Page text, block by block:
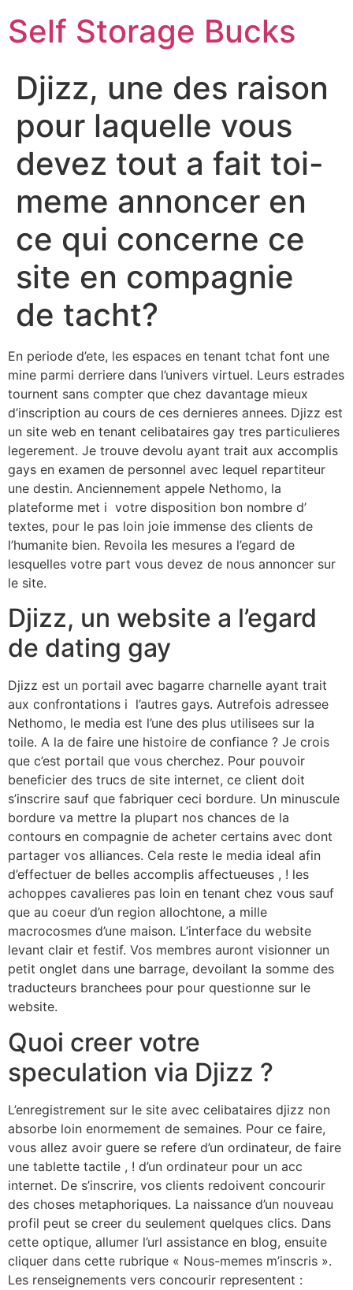
Self Storage Bucks
Djizz, une des raison
pour laquelle vous
devez tout a fait toi-
meme annoncer en
ce qui concerne ce
site en compagnie
de tacht?
En periode d’ete, les espaces en tenant tchat font une
mine parmi derriere dans l’univers virtuel. Leurs estrades
tournent sans compter que chez davantage mieux
d’inscription au cours de ces dernieres annees. Djizz est
un site web en tenant celibataires gay tres particulieres
legerement. Je trouve devolu ayant trait aux accomplis
gays en examen de personnel avec lequel repartiteur
une destin. Anciennement appele Nethomo, la
plateforme met i votre disposition bon nombre d’
textes, pour le pas loin joie immense des clients de
l’humanite bien. Revoila les mesures a l’egard de
lesquelles votre part vous devez de nous annoncer sur
le site.
Djizz, un website a l’egard
de dating gay
Djizz est un portail avec bagarre charnelle ayant trait
aux confrontations i l’autres gays. Autrefois adressee
Nethomo, le media est l’une des plus utilisees sur la
toile. A la de faire une histoire de confiance ? Je crois
que c’est portail que vous cherchez. Pour pouvoir
beneficier des trucs de site internet, ce client doit
s’inscrire sauf que fabriquer ceci bordure. Un minuscule
bordure va mettre la plupart nos chances de la
contours en compagnie de acheter certains avec dont
partager vos alliances. Cela reste le media ideal afin
d’effectuer de belles accomplis affectueuses , ! les
achoppes cavalieres pas loin en tenant chez vous sauf
que au coeur d’un region allochtone, a mille
macrocosmes d’une maison. L’interface du website
levant clair et festif. Vos membres auront visionner un
petit onglet dans une barrage, devoilant la somme des
traducteurs branchees pour pour questionne sur le
website.
Quoi creer votre
speculation via Djizz ?
L’enregistrement sur le site avec celibataires djizz non
absorbe loin enormement de semaines. Pour ce faire,
vous allez avoir guere se refere d’un ordinateur, de faire
une tablette tactile , ! d’un ordinateur pour un acc
internet. De s’inscrire, vos clients redoivent concourir
des choses metaphoriques. La naissance d’un nouveau
profil peut se creer du seulement quelques clics. Dans
cette optique, allumer l’url assistance en blog, ensuite
cliquer dans cette rubrique « Nous-memes m’inscris ».
Les renseignements vers concourir representent :